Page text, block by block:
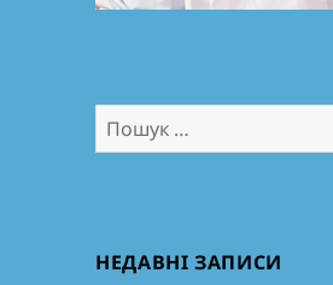
Пошук:
НЕДАВНІ ЗАПИСИ